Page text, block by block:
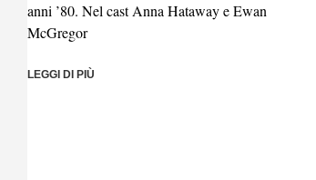
anni ’80. Nel cast Anna Hataway e Ewan
McGregor
LEGGI DI PIÙ